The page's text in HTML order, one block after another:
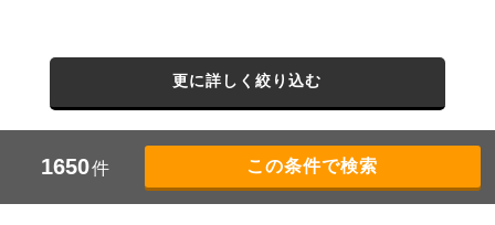
更に詳しく絞り込む
1650件